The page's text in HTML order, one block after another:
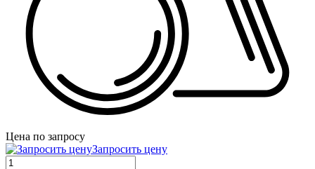
Цена по запросу
Запросить цену